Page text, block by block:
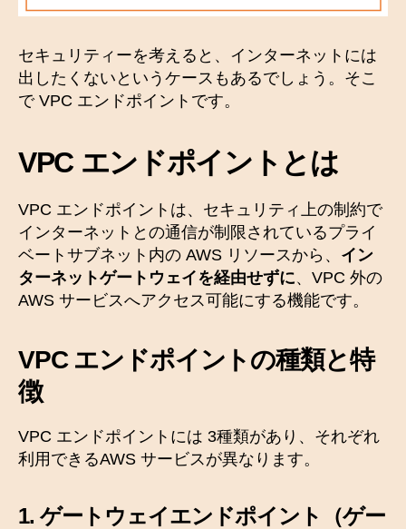
セキュリティーを考えると、インターネットには
出したくないというケースもあるでしょう。そこ
で VPC エンドポイントです。
VPC エンドポイントとは
VPC エンドポイントは、セキュリティ上の制約で
インターネットとの通信が制限されているプライ
ベートサブネット内の AWS リソースから、 イン
ターネットゲートウェイを経由せずに、VPC 外の
AWS サービスへアクセス可能にする機能です。
VPC エンドポイントの種類と特
徴
VPC エンドポイントには 3種類があり、それぞれ
利用できるAWS サービスが異なります。
1.ゲートウェイエンドポイント
（ゲー